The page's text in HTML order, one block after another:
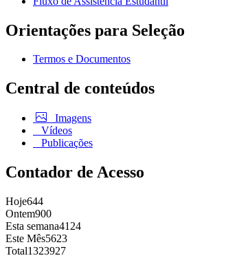
Orientações para Seleção
Termos e Documentos
Central de conteúdos
Imagens
Vídeos
Publicações
Contador de Acesso
Hoje644
Ontem900
Esta semana4124
Este Mês5623
Total1323927